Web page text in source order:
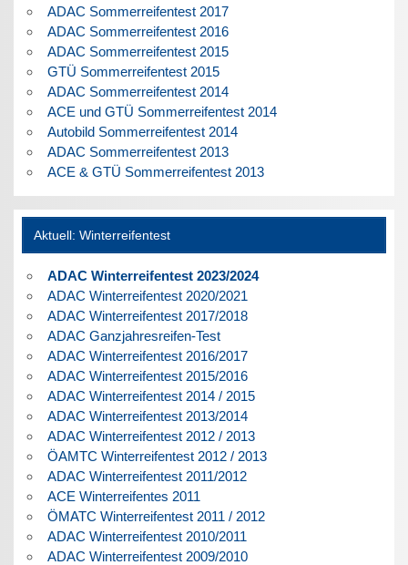
ADAC Sommerreifentest 2017
ADAC Sommerreifentest 2016
ADAC Sommerreifentest 2015
GTÜ Sommerreifentest 2015
ADAC Sommerreifentest 2014
ACE und GTÜ Sommerreifentest 2014
Autobild Sommerreifentest 2014
ADAC Sommerreifentest 2013
ACE & GTÜ Sommerreifentest 2013
Aktuell: Winterreifentest
ADAC Winterreifentest 2023/2024
ADAC Winterreifentest 2020/2021
ADAC Winterreifentest 2017/2018
ADAC Ganzjahresreifen-Test
ADAC Winterreifentest 2016/2017
ADAC Winterreifentest 2015/2016
ADAC Winterreifentest 2014 / 2015
ADAC Winterreifentest 2013/2014
ADAC Winterreifentest 2012 / 2013
ÖAMTC Winterreifentest 2012 / 2013
ADAC Winterreifentest 2011/2012
ACE Winterreifentes 2011
ÖMATC Winterreifentest 2011 / 2012
ADAC Winterreifentest 2010/2011
ADAC Winterreifentest 2009/2010